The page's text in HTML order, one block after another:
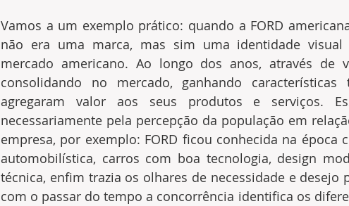
Vamos a um exemplo prático: quando a FORD
não era uma marca, mas sim uma identidade visual
mercado americano. Ao longo dos anos, através de
consolidando no mercado, ganhando
agregaram valor aos seus produtos e serviços.
necessariamente pela percepção da população em
empresa, por exemplo: FORD ficou conhecida na época
automobilística, carros com boa tecnologia, design
técnica, enfim trazia os olhares de necessidade e desejo
com o passar do tempo a concorrência identifica os